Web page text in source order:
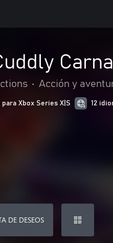
• Acción y
Xbox Series X|S 12
DE DESEOS